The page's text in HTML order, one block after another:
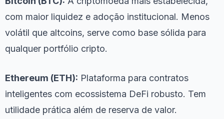
com maior liquidez e adoção institucional. Menos
volátil que altcoins, serve como base sólida para
qualquer portfólio cripto.
Ethereum (ETH): Plataforma para contratos
inteligentes com ecossistema DeFi robusto. Tem
utilidade prática além de reserva de valor.